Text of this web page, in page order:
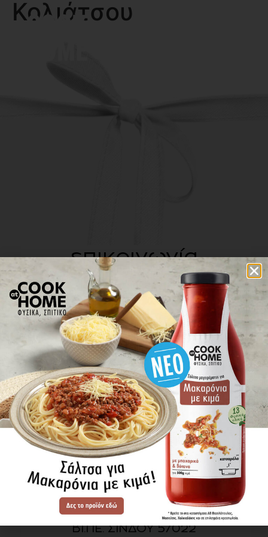
Κολιάτσου
επικοινωνία
πού βρίσκω τα προϊόντα
ΕΝΗΜΕΡΩΘΕΙΤΕ ΠΡΩΤΟΙ
ΓΙΑ ΤΑ ΝΕΑ ΜΑΣ
ΕΓΓΡΑΦΗ
SITE MAP
ΠΡΟΪΟΝΤΑ
ΣΥΝΤΑΓΕΣ
Η ΙΣΤΟΡΙΑ ΜΑΣ
VIDEOS
ΠΡΟΒΥΛ Α.Ε.
ΟΔΟΣ Α3
ΒΙ.ΠΕ. ΣΙΝΔΟΥ 57022